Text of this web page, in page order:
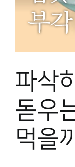
민속 인사이드
원문보기 PDF
파삭
돋우
먹을